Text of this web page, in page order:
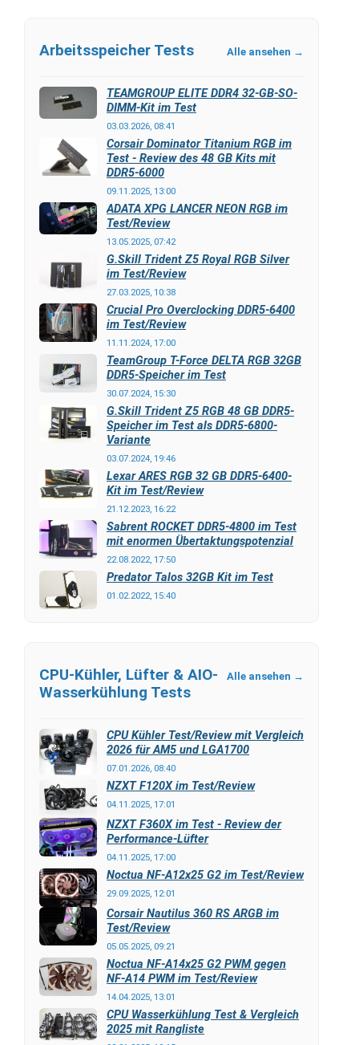
Arbeitsspeicher Tests Alle ansehen →
TEAMGROUP ELITE DDR4 32-GB-SO-
DIMM-Kit im Test
03.03.2026, 08:41
Corsair Dominator Titanium RGB im
Test - Review des 48 GB Kits mit
DDR5-6000
09.11.2025, 13:00
ADATA XPG LANCER NEON RGB im
Test/Review
13.05.2025, 07:42
G.Skill Trident Z5 Royal RGB Silver
im Test/Review
27.03.2025, 10:38
Crucial Pro Overclocking DDR5-6400
im Test/Review
11.11.2024, 17:00
TeamGroup T-Force DELTA RGB 32GB
DDR5-Speicher im Test
30.07.2024, 15:30
G.Skill Trident Z5 RGB 48 GB DDR5-
Speicher im Test als DDR5-6800-
Variante
03.07.2024, 19:46
Lexar ARES RGB 32 GB DDR5-6400-
Kit im Test/Review
21.12.2023, 16:22
Sabrent ROCKET DDR5-4800 im Test
mit enormen Übertaktungspotenzial
22.08.2022, 17:50
Predator Talos 32GB Kit im Test
01.02.2022, 15:40
CPU-Kühler, Lüfter & AIO-
Wasserkühlung Tests
Alle ansehen →
CPU Kühler Test/Review mit Vergleich
2026 für AM5 und LGA1700
07.01.2026, 08:40
NZXT F120X im Test/Review
04.11.2025, 17:01
NZXT F360X im Test - Review der
Performance-Lüfter
04.11.2025, 17:00
Noctua NF-A12x25 G2 im Test/Review
29.09.2025, 12:01
Corsair Nautilus 360 RS ARGB im
Test/Review
05.05.2025, 09:21
Noctua NF-A14x25 G2 PWM gegen
NF-A14 PWM im Test/Review
14.04.2025, 13:01
CPU Wasserkühlung Test & Vergleich
2025 mit Rangliste